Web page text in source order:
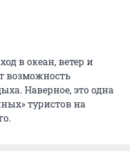
в океан, ветер и
возможность
Наверное, это одна
туристов на